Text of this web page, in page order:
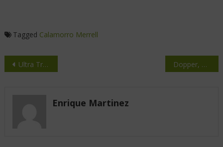
Tagged Calamorro Merrell
Ultra Trail Sierra Nevada Dopper, presenta el primer pasaporte digital de producto (PDP) del sector
Enrique Martinez